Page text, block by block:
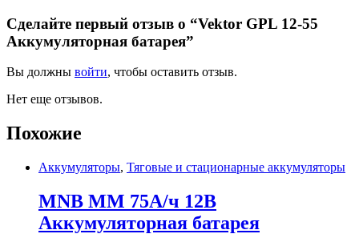
Сделайте первый отзыв о “Vektor GPL 12-55
Аккумуляторная батарея”
Вы должны войти, чтобы оставить отзыв.
Нет еще отзывов.
Похожие
Аккумуляторы, Тяговые и стационарные аккумуляторы
MNB MM 75А/ч 12В
Аккумуляторная батарея